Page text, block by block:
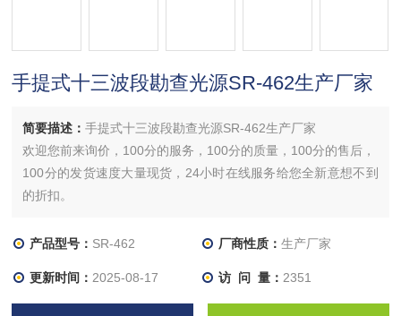
手提式十三波段勘查光源SR-462生产厂家
简要描述：手提式十三波段勘查光源SR-462生产厂家
欢迎您前来询价，100分的服务，100分的质量，100分的售后，
100分的发货速度大量现货，24小时在线服务给您全新意想不到
的折扣。
产品型号： SR-462 厂商性质： 生产厂家
更新时间： 2025-08-17 访 问 量： 2351